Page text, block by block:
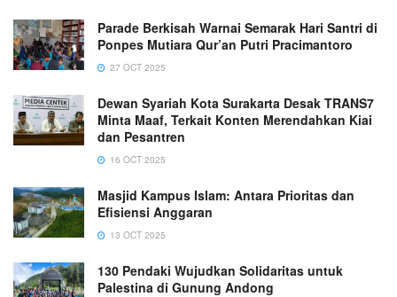
Parade Berkisah Warnai Semarak Hari Santri di
Ponpes Mutiara Qur’an Putri Pracimantoro
27 OCT 2025
Dewan Syariah Kota Surakarta Desak TRANS7
Minta Maaf, Terkait Konten Merendahkan Kiai
dan Pesantren
16 OCT 2025
Masjid Kampus Islam: Antara Prioritas dan
Efisiensi Anggaran
13 OCT 2025
130 Pendaki Wujudkan Solidaritas untuk
Palestina di Gunung Andong